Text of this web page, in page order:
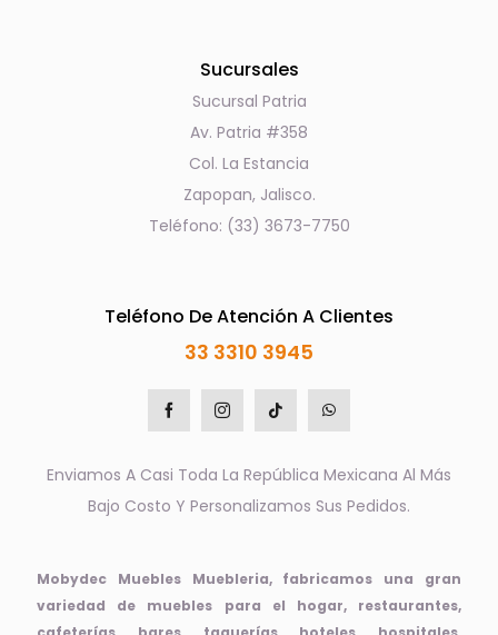
Sucursales
Sucursal Patria
Av. Patria #358
Col. La Estancia
Zapopan, Jalisco.
Teléfono: (33) 3673-7750
Teléfono De Atención A Clientes
33 3310 3945
Enviamos A Casi Toda La República Mexicana Al Más
Bajo Costo Y Personalizamos Sus Pedidos.
Mobydec Muebles Muebleria, fabricamos una gran
variedad de muebles para el hogar, restaurantes,